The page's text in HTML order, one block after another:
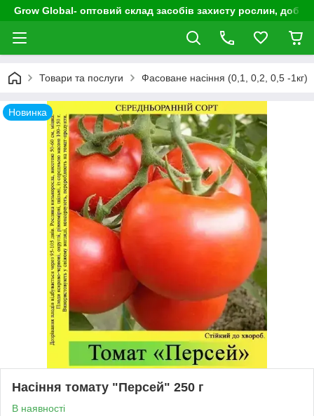
Grow Global- оптовий склад засобів захисту рослин,
Товари та послуги Фасоване насіння (0,1, 0,2, 0,5 -1кг)
Новинка
Насіння томату "Персей" 250 г
В наявності